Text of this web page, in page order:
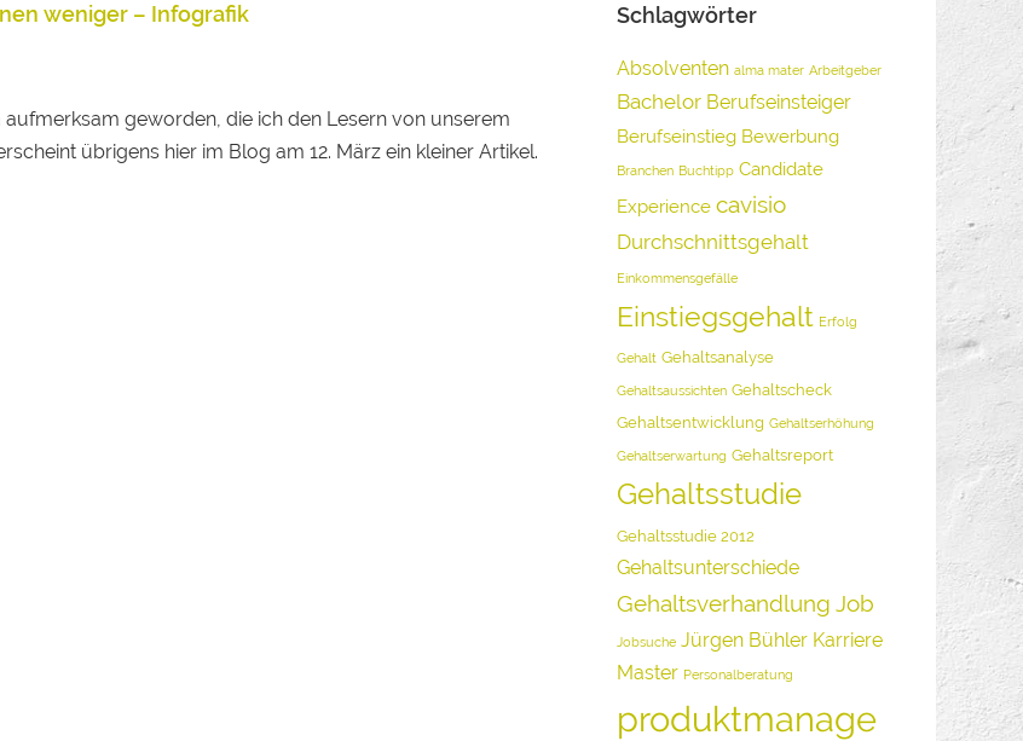
weniger – Infografik
geworden, die ich den Lesern von unserem
übrigens hier im Blog am 12. März ein kleiner Artikel.
Schlagwörter
Absolventen alma mater Arbeitgeber
Bachelor Berufseinsteiger
Berufseinstieg Bewerbung
Branchen Buchtipp Candidate
Experience cavisio
Durchschnittsgehalt
Einkommensgefälle
Einstiegsgehalt Erfolg
Gehalt Gehaltsanalyse
Gehaltsaussichten Gehaltscheck
Gehaltsentwicklung Gehaltserhöhung
Gehaltserwartung Gehaltsreport
Gehaltsstudie
Gehaltsstudie 2012
Gehaltsunterschiede
Gehaltsverhandlung Job
Jobsuche Jürgen Bühler Karriere
Master Personalberatung
produktmanage